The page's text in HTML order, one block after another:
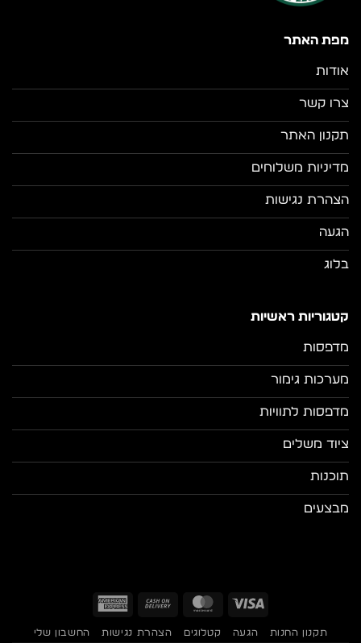
מפת האתר
אודות
צרו קשר
תקנון האתר
מדיניות משלוחים
הצהרת נגישות
הגעה
בלוג
קטגוריות ראשיות
מדפסות
מערכות גימור
מדפסות לתוויות
ציוד משלים
תוכנות
מבצעים
Visa
MasterCard
Cash
Delivery
תקנון החנות הגעה קטלוגים הצהרת נגישות החשבון שלי